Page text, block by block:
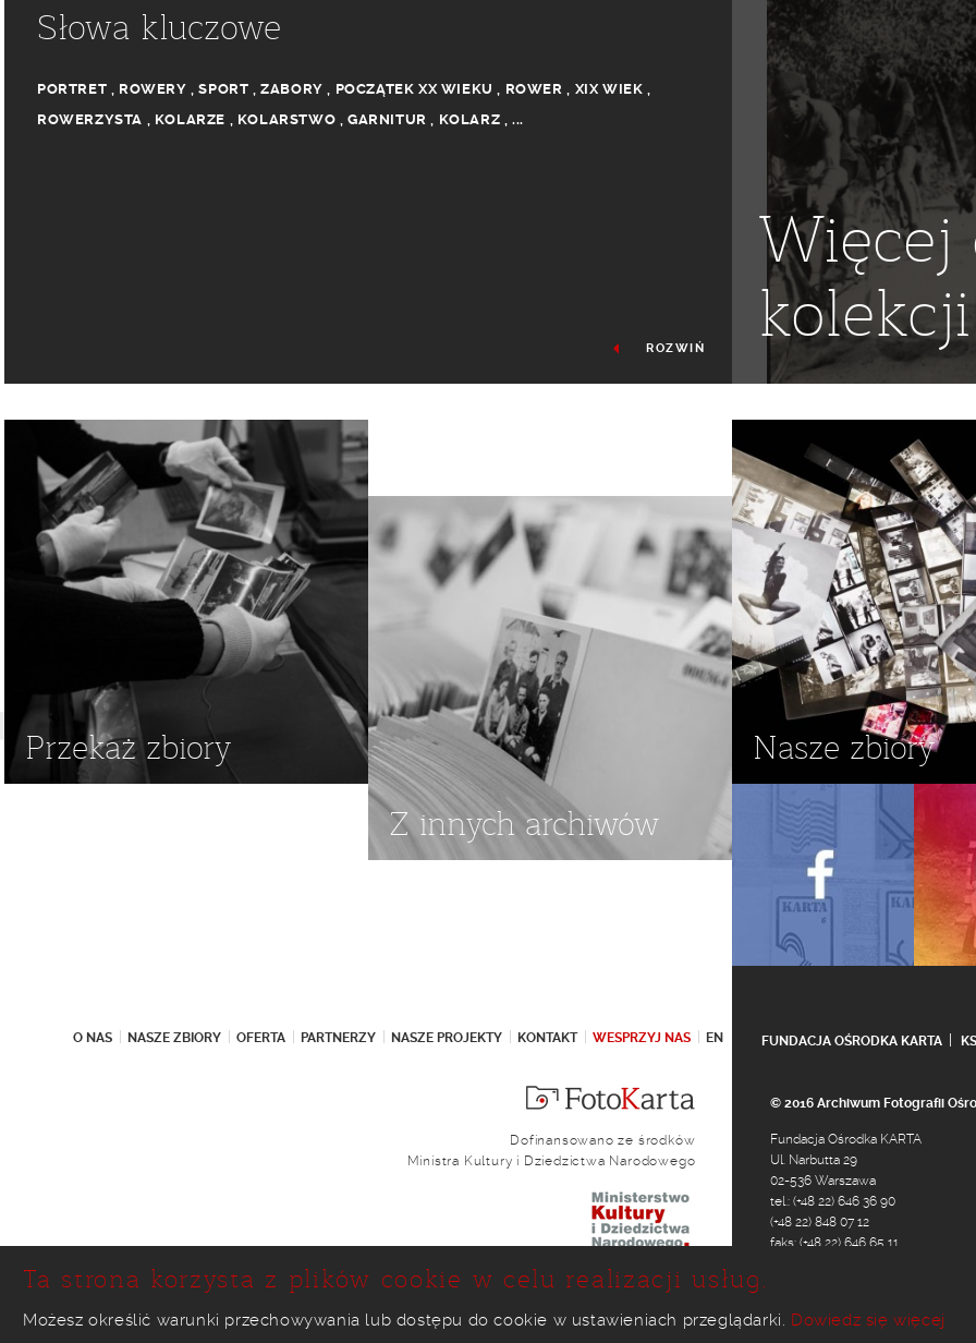
Słowa kluczowe
PORTRET , ROWERY ,SPORT ,ZABORY , POCZĄTEK XX WIEKU , ROWER , XIX WIEK ,
ROWERZYSTA , KOLARZE , KOLARSTWO ,GARNITUR , KOLARZ ,...
ARYSTOKRACJA ,POCZ XX W, CYKLISTA CYKLIŚCI
WARSZAWSKIE TOWARZYSTWO CYKLISTÓW
AUGUST POTOCKI
ROZWIŃ
Więcej
kolekcji
Przekaż zbiory
Z innych archiwów
Nasze zbiory
O NAS NASZE ZBIORY OFERTA PARTNERZY NASZE PROJEKTY KONTAKT WESPRZYJ NAS EN FUNDACJA OŚRODKA KARTA
Dofinansowano ze środków
Ministra Kultury i Dziedzictwa Narodowego
© 2016 Archiwum Fotografii
Fundacja Ośrodka KARTA
Ul. Narbutta 29
02-536 Warszawa
tel.: (+48 22) 646 36 90
(+48 22) 848 07 12
faks: (+48 22) 646 65 11
Ta strona korzysta z plików cookie w celu realizacji usług.
Możesz określić warunki przechowywania lub dostępu do cookie w ustawieniach przeglądarki. Dowiedz się więcej